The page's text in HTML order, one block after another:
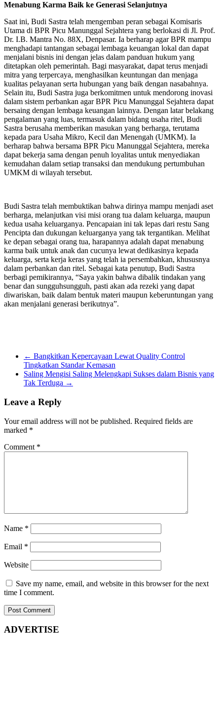
Menabung Karma Baik ke Generasi Selanjutnya
Saat ini, Budi Sastra telah mengemban peran sebagai Komisaris
Utama di BPR Picu Manunggal Sejahtera yang berlokasi di Jl. Prof.
Dr. I.B. Mantra No. 88X, Denpasar. Ia berharap agar BPR mampu
menghadapi tantangan sebagai lembaga keuangan lokal dan dapat
menjalani bisnis ini dengan jelas dalam panduan hukum yang
ditetapkan oleh pemerintah. Bagi masyarakat, dapat terus menjadi
mitra yang terpercaya, menghasilkan keuntungan dan menjaga
kualitas pelayanan serta hubungan yang baik dengan nasabahnya.
Selain itu, Budi Sastra juga berkomitmen untuk mendorong inovasi
dalam sistem perbankan agar BPR Picu Manunggal Sejahtera dapat
bersaing dengan lembaga keuangan lainnya. Dengan latar belakang
pengalaman yang luas, termasuk dalam bidang usaha ritel, Budi
Sastra berusaha memberikan masukan yang berharga, terutama
kepada para Usaha Mikro, Kecil dan Menengah (UMKM). Ia
berharap bahwa bersama BPR Picu Manunggal Sejahtera, mereka
dapat bekerja sama dengan penuh loyalitas untuk menyediakan
kemudahan dalam setiap transaksi dan mendukung pertumbuhan
UMKM di wilayah tersebut.
Budi Sastra telah membuktikan bahwa dirinya mampu menjadi aset
berharga, melanjutkan visi misi orang tua dalam keluarga, maupun
kedua usaha keluarganya. Pencapaian ini tak lepas dari restu Sang
Pencipta dan dukungan keluarganya yang tak tergantikan. Melihat
ke depan sebagai orang tua, harapannya adalah dapat menabung
karma baik untuk anak dan cucunya lewat dedikasinya kepada
keluarga, serta kerja keras yang telah ia persembahkan, khususnya
dalam perbankan dan ritel. Sebagai kata penutup, Budi Sastra
berbagi pemikirannya, “Saya yakin bahwa dibalik tindakan yang
benar dan sungguhsungguh, pasti akan ada rezeki yang dapat
diwariskan, baik dalam bentuk materi maupun keberuntungan yang
akan menjalani generasi berikutnya”.
← Bangkitkan Kepercayaan Lewat Quality Control
Tingkatkan Standar Kemasan
Saling Mengisi Saling Melengkapi Sukses dalam Bisnis yang
Tak Terduga →
Leave a Reply
Your email address will not be published. Required fields are
marked *
Comment *
Name *
Email *
Website
Save my name, email, and website in this browser for the next
time I comment.
ADVERTISE